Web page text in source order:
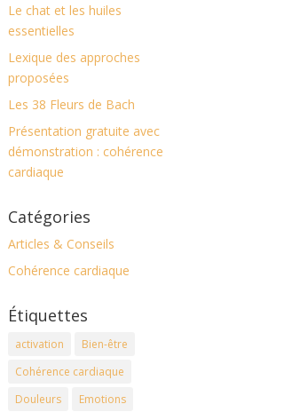
Le chat et les huiles
essentielles
Lexique des approches
proposées
Les 38 Fleurs de Bach
Présentation gratuite avec
démonstration : cohérence
cardiaque
Catégories
Articles & Conseils
Cohérence cardiaque
Étiquettes
activation
Bien-être
Cohérence cardiaque
Douleurs
Emotions